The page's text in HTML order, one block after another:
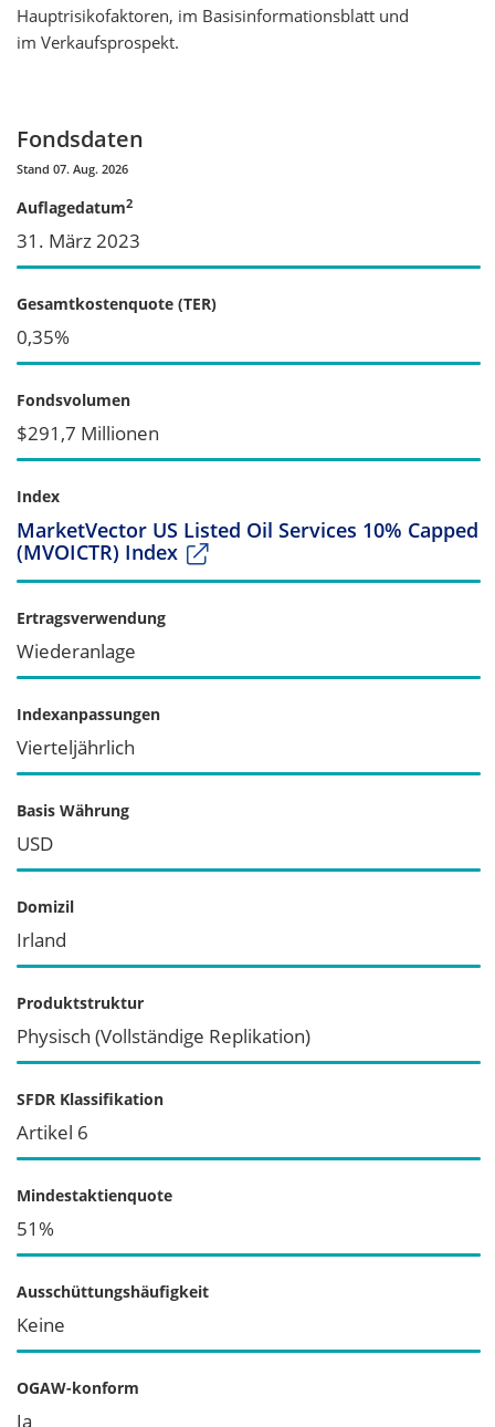
Hauptrisikofaktoren, im Basisinformationsblatt und
im Verkaufsprospekt.
Fondsdaten
Stand 07. Aug. 2026
Auflagedatum2
31. März 2023
Gesamtkostenquote (TER)
0,35%
Fondsvolumen
$291,7 Millionen
Index
MarketVector US Listed Oil Services 10% Capped
(MVOICTR) Index
Ertragsverwendung
Wiederanlage
Indexanpassungen
Vierteljährlich
Basis Währung
USD
Domizil
Irland
Produktstruktur
Physisch (Vollständige Replikation)
SFDR Klassifikation
Artikel 6
Mindestaktienquote
51%
Ausschüttungshäufigkeit
Keine
OGAW-konform
Ja